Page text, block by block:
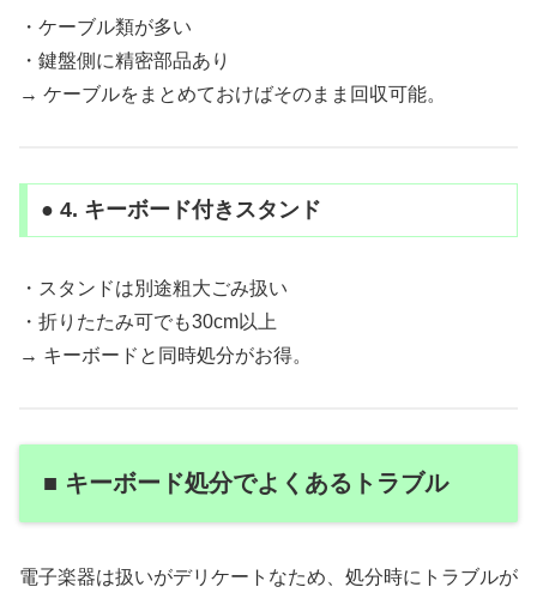
・ケーブル類が多い
・鍵盤側に精密部品あり
→ ケーブルをまとめておけばそのまま回収可能。
● 4. キーボード付きスタンド
・スタンドは別途粗大ごみ扱い
・折りたたみ可でも30cm以上
→ キーボードと同時処分がお得。
■ キーボード処分でよくあるトラブル
電子楽器は扱いがデリケートなため、処分時にトラブルが